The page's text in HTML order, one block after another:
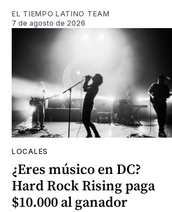
EL TIEMPO LATINO TEAM
7 de agosto de 2026
LOCALES
¿Eres músico en DC?
Hard Rock Rising paga
$10.000 al ganador